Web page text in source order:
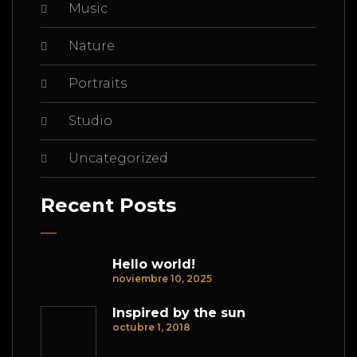
Music
Nature
Portraits
Studio
Uncategorized
Recent Posts
Hello world!
noviembre 10, 2025
Inspired by the sun
octubre 1, 2018